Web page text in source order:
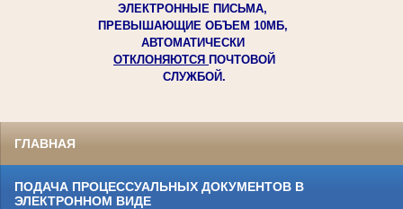
ЭЛЕКТРОННЫЕ ПИСЬМА,
ПРЕВЫШАЮЩИЕ ОБЪЕМ 10МБ,
АВТОМАТИЧЕСКИ
ОТКЛОНЯЮТСЯ ПОЧТОВОЙ
СЛУЖБОЙ.
ГЛАВНАЯ
ПОДАЧА ПРОЦЕССУАЛЬНЫХ ДОКУМЕНТОВ В
ЭЛЕКТРОННОМ ВИДЕ